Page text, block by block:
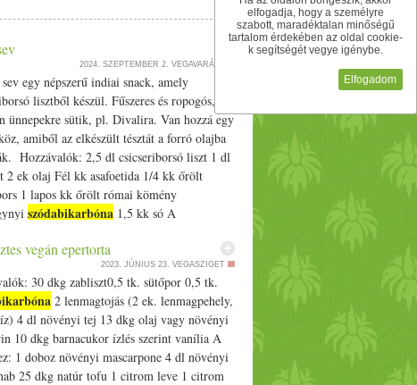
és a szódabikarbónával, majd hozzáadjuk a
öntjük, beleszórjuk a diót, és az egészet
majd előmelegített sütőbe toljuk.
Tűpróbával ellenőrizzük, hogy átsült-e.
így könnyebb kiszedni a muffinokat. Amíg
a porcukorral és a narancslével. Ha túl
a muffinok tetejére nyomjuk. Díszíthetjük
2024. SZEPTEMBER 2. VEGAVARÁZS
egy népszerű indiai snack, amely
lisztből készül. Fűszeres és ropogós,
ünnepekre sütik, pl. Divalira. Van hozzá egy
amiből az elkészült tésztát a forró olajba
Hozzávalók: 2,5 dl csicseriborsó liszt 1 dl
2 ek olaj Fél kk asafoetida 1/­­4 kk őrölt
1 lapos kk őrölt római kömény
szódabikarbóna1,5 kk só A
puha, de nem ragacsos tésztát
Vigyázat, apránként kell adagolni a vizet,
kevés is elég, nem vesz fel sokat! A
tésztát egy negyed órát pihentetjük, majd a
tesszük egy tetszőlegesen kiválasztott
és a forró olajba adagolva aranybarnára
vegán epertorta
2023. JÚNIUS 23. VEGASZIGET
30 dkg zabliszt0,5 tk. sütőpor 0,5 tk.
2 lenmagtojás (2 ek. lenmagpehely,
4 dl növényi tej 13 dkg olaj vagy növényi
10 dkg barnacukor ízlés szerint vanília A
1 doboz növényi mascarpone 4 dl növényi
25 dkg natúr tofu 1 citrom leve 1 citrom
elfogadja, hogy a személyre
szabott, maradéktalan minőségű
tartalom érdekében az oldal cookie-
k segítségét vegye igénybe.
Elfogadom